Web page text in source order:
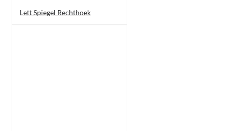
Lett Spiegel Rechthoek